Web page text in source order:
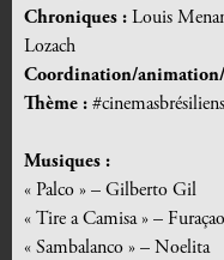
Chroniques : Louis
Lozach
Coordination/
Thème : #cinemasbrésiliens
Musiques :
« Palco » – Gilberto Gil
« Tire a Camisa » –
« Sambalanco » – Noelita